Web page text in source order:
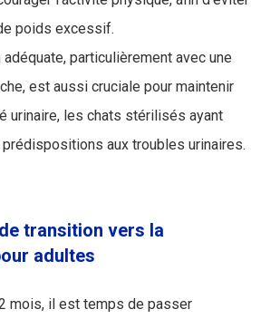
poids excessif.
adéquate, particulièrement avec une
est aussi cruciale pour maintenir
urinaire, les chats stérilisés ayant
aux troubles urinaires.
transition vers la
adultes
mois, il est temps de passer